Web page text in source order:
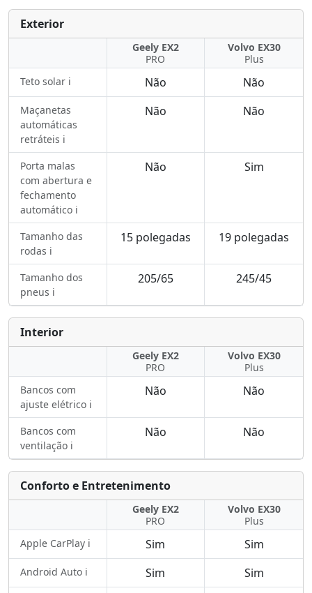
Exterior
Geely EX2
PRO
Volvo EX30
Plus
Teto solar ℹ️
Não Não
Maçanetas
automáticas
retráteis ℹ️
Não Não
Porta malas
com abertura e
fechamento
automático ℹ️
Não Sim
Tamanho das
rodas ℹ️
15 polegadas 19 polegadas
Tamanho dos
pneus ℹ️
205/65 245/45
Interior
Geely EX2
PRO
Volvo EX30
Plus
Bancos com
ajuste elétrico ℹ️
Não Não
Bancos com
ventilação ℹ️
Não Não
Conforto e Entretenimento
Geely EX2
PRO
Volvo EX30
Plus
Apple CarPlay ℹ️
Sim Sim
Android Auto ℹ️ Sim Sim